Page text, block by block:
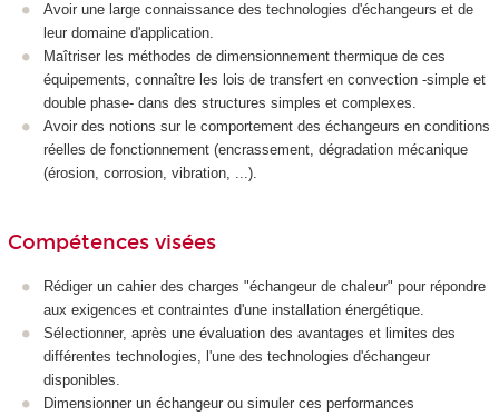
Avoir une large connaissance des technologies d'échangeurs et de
leur domaine d'application.
Maîtriser les méthodes de dimensionnement thermique de ces
équipements, connaître les lois de transfert en convection -simple et
double phase- dans des structures simples et complexes.
Avoir des notions sur le comportement des échangeurs en conditions
réelles de fonctionnement (encrassement, dégradation mécanique
(érosion, corrosion, vibration, ...).
Compétences visées
Rédiger un cahier des charges "échangeur de chaleur" pour répondre
aux exigences et contraintes d'une installation énergétique.
Sélectionner, après une évaluation des avantages et limites des
différentes technologies, l'une des technologies d'échangeur
disponibles.
Dimensionner un échangeur ou simuler ces performances